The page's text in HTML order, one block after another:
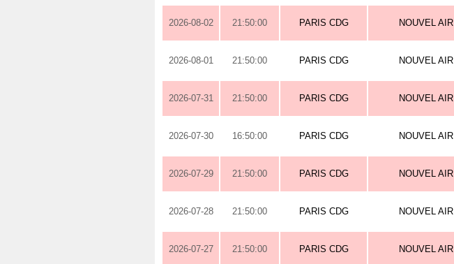
2026-08-02 21:50:00 PARIS CDG NOUVEL AIR
2026-08-01 21:50:00 PARIS CDG NOUVEL AIR
2026-07-31 21:50:00 PARIS CDG NOUVEL AIR
2026-07-30 16:50:00 PARIS CDG NOUVEL AIR
2026-07-29 21:50:00 PARIS CDG NOUVEL AIR
2026-07-28 21:50:00 PARIS CDG NOUVEL AIR
2026-07-27 21:50:00 PARIS CDG NOUVEL AIR